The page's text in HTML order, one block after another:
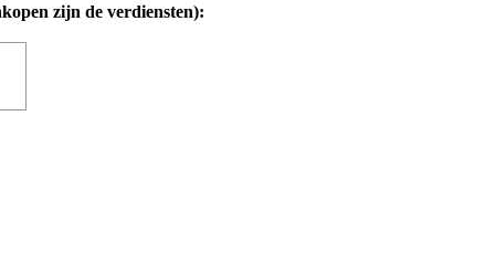
zijn de verdiensten):